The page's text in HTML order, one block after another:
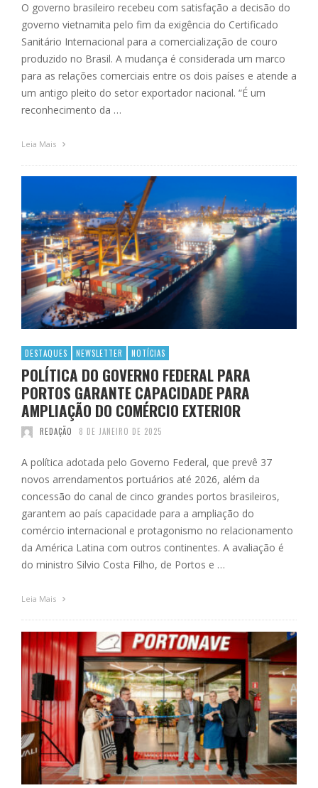
O governo brasileiro recebeu com satisfação a decisão do
governo vietnamita pelo fim da exigência do Certificado
Sanitário Internacional para a comercialização de couro
produzido no Brasil. A mudança é considerada um marco
para as relações comerciais entre os dois países e atende a
um antigo pleito do setor exportador nacional. “É um
reconhecimento da …
Leia Mais
DESTAQUES NEWSLETTER NOTÍCIAS
POLÍTICA DO GOVERNO FEDERAL PARA
PORTOS GARANTE CAPACIDADE PARA
AMPLIAÇÃO DO COMÉRCIO EXTERIOR
REDAÇÃO 8 DE JANEIRO DE 2025
A política adotada pelo Governo Federal, que prevê 37
novos arrendamentos portuários até 2026, além da
concessão do canal de cinco grandes portos brasileiros,
garantem ao país capacidade para a ampliação do
comércio internacional e protagonismo no relacionamento
da América Latina com outros continentes. A avaliação é
do ministro Silvio Costa Filho, de Portos e …
Leia Mais